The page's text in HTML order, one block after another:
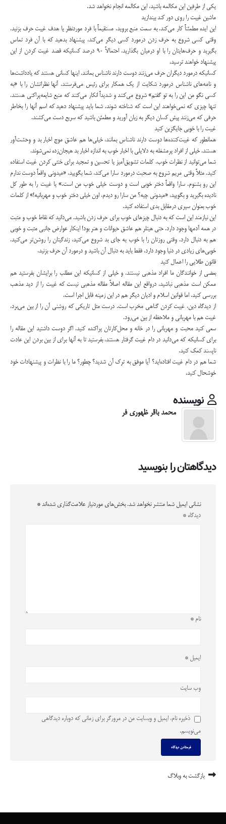
یکی از طرفین این مکالمه باشید، این مکالمه انجام نخواهد شد.
ماشین غیبت را روی دور کند بیندازید
این ایده مطمئناً کار می‌کند. به سمت منبع بروید. مستقیماً با فرد موردنظر یا هدف غیبت حرف بزنید.
وقتی کسی شروع به حرف زدن درمورد کسی دیگر می‌کند، پیشنهاد بدهید که با آن فرد تماس
بگیرید و حرف‌هایتان را با او درمیان بگذارید. احتمالاً ۹۰ درصد کسانیکه قصد غیبت کردن از این
پیشنهاد خواهند ترسید.
کسانیکه درمورد دیگران حرف می‌زنند دوست دارند ناشناس بمانند. اینها کسانی هستند که یادداشت‌ها
و نامه‌های ناشناس درمورد شکایت از یک همکار برای رئیس می‌فرستند. آنها نظراتشان را با «به
کسی نگو من این را به تو گفتم» شروع می‌کنند و شدیداً انکار می‌کنند که منبع شایعه‌پراکنی هستند.
تنها چیزی که نمی‌خواهند این است که شناخته شوند. شما باید پیشنهاد دهید که اسم آنها را بخاطر
حرفی که می‌زنند پیش کسان دیگر به زبان آورید و مطمئن باشید که سریع دست می‌کشند.
غیبت را با خوبی جایگزین کنید
همانطور که غیبت‌کننده‌ها دوست دارند ناشناس بمانند، خیلی‌ها هم عاشق موج اخبار بد و وحشت‌آور
هستند. خیلی از افراد پرمشغله به دلایلی با اخبار خوب به اندازه اخبار بد هیجان‌زده نمی‌شوند.
شما می‌توانید از نظرات خوب، کلمات تشویق‌آمیز یا تحسین و تمجید برای خنثی کردن غیبت استفاده
کنید. مثلاً وقتی مریم شروع به صحبت درمورد سارا می‌کند، شما بگویید، «میدونی واقعاً دوست ندارم
این رو بشنوم. سارا واقعاً دختر خوبی است و دوست خیلی خوب من است.» یا غیبت را به طور کل
نادیده بگیرید و بگویید، «میدونی چیه؟ من سارا رو دیدم، اون خیلی دختر خوب و مهربانیه!» از کلمات
خوب بعنوان سپری درمقابل بدی استفاده کنید.
این نیازمند این است که به دنبال چیزهای خوب برای حرف زدن باشید. می‌دانید که نقاط خوب و مثبت
در همه آدمها وجود دارد. حتی هیتلر هم عاشق حیوانات و هنر بود! اینکار عوارض جانبی مثبت و خوبی
هم به دنبال دارد. وقتی روزتان را با خوب به جای بد شروع می‌کنید، زندگیتان را روشن‌تر می‌کنید.
خوبی‌های زیادی در دنیا وجود دارد، فقط باید به دنبال آن باشید و درمورد آن حرف بزنید.
قانون طلایی را اعمال کنید
بعضی از خوانندگان ما افراد مذهبی نیستند. و خیلی از کسانیکه این مطلب را برایشان بفرستید هم
ممکن است مذهبی نباشید. درواقع این مقاله اصلاً مقاله مذهبی نیست که غیبت را از دید مذهب
بررسی کنید. اما قوانین اسلام و ادیان دیگر هم در این زمینه قابل اجرا است.
از دیدگاه دین، غیبت کردن گناهی مخرب است. درست مثل تاریکی که روشنی آن را از بین می‌برد،
غیبت هم با مهربانی و ملاحظه از بین می‌رود.
سعی کنید محبت و مهربانی را در خانه و محل‌کارتان پراکنده کنید. اگر دوست داشتید این مقاله را
برای کسانیکه که می‌دانید در دام غیبت گرفتار هستند، بفرستید تا به آنها برای از بین بردن این عادت
ناپسند کمک کنید.
شما هم در دام غیبت افتاده‌اید؟ آیا موفق به ترک آن شدید؟ چطور؟ ما را با نظرات و پیشنهادات خود
خوشحال کنید.
نویسنده
محمد باقر ظهوری فر
دیدگاهتان را بنویسید
نشانی ایمیل شما منتشر نخواهد شد. بخش‌های موردنیاز علامت‌گذاری شده‌اند *
دیدگاه *
نام *
ایمیل *
وب‌ سایت
ذخیره نام، ایمیل و وبسایت من در مرورگر برای زمانی که دوباره دیدگاهی
می‌نویسم.
بازگشت به وبلاگ